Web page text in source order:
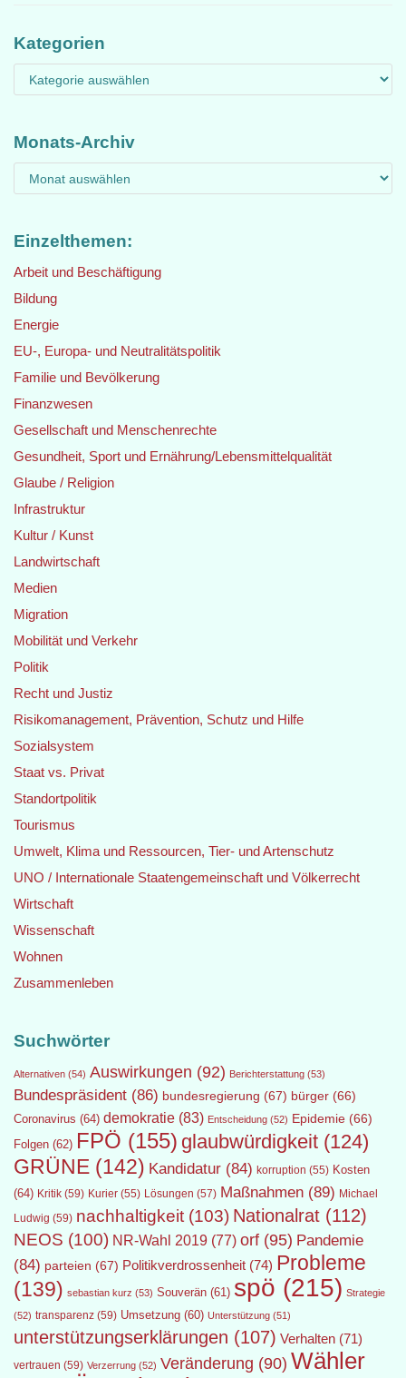
Kategorien
Monats-Archiv
Einzelthemen:
Arbeit und Beschäftigung
Bildung
Energie
EU-, Europa- und Neutralitätspolitik
Familie und Bevölkerung
Finanzwesen
Gesellschaft und Menschenrechte
Gesundheit, Sport und Ernährung/Lebensmittelqualität
Glaube / Religion
Infrastruktur
Kultur / Kunst
Landwirtschaft
Medien
Migration
Mobilität und Verkehr
Politik
Recht und Justiz
Risikomanagement, Prävention, Schutz und Hilfe
Sozialsystem
Staat vs. Privat
Standortpolitik
Tourismus
Umwelt, Klima und Ressourcen, Tier- und Artenschutz
UNO / Internationale Staatengemeinschaft und Völkerrecht
Wirtschaft
Wissenschaft
Wohnen
Zusammenleben
Suchwörter
Alternativen (54) Auswirkungen (92) Berichterstattung (53)
Bundespräsident (86) bundesregierung (67) bürger (66)
Coronavirus (64) demokratie (83) Entscheidung (52) Epidemie (66)
Folgen (62) FPÖ (155) glaubwürdigkeit (124)
GRÜNE (142) Kandidatur (84) korruption (55) Kosten
(64) Kritik (59) Kurier (55) Lösungen (57) Maßnahmen (89) Michael
Ludwig (59) nachhaltigkeit (103) Nationalrat (112)
NEOS (100) NR-Wahl 2019 (77) orf (95) Pandemie
(84) parteien (67) Politikverdrossenheit (74) Probleme
(139) sebastian kurz (53) Souverän (61) spö (215) Strategie
(52) transparenz (59) Umsetzung (60) Unterstützung (51)
unterstützungserklärungen (107) Verhalten (71)
vertrauen (59) Verzerrung (52) Veränderung (90) Wähler